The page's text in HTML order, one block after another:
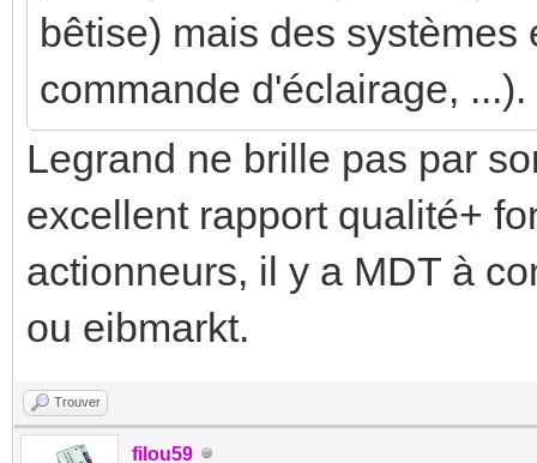
bêtise) mais des
commande d'éclairage,
Legrand ne brille pas par
excellent rapport qualité+
actionneurs, il y a MDT à
ou eibmarkt.
Trouver
filou59